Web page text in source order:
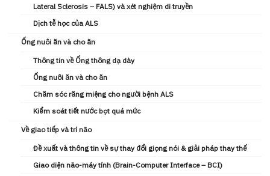
Lateral Sclerosis – FALS) và xét nghiệm di truyền
Dịch tễ học của ALS
Ống nuôi ăn và cho ăn
Thông tin về Ống thông dạ dày
Ống nuôi ăn và cho ăn
Chăm sóc răng miệng cho người bệnh ALS
Kiểm soát tiết nước bọt quá mức
Về giao tiếp và trí não
Đề xuất và thông tin về sự thay đổi giọng nói & giải pháp thay thế
Giao diện não-máy tính (Brain-Computer Interface – BCI)